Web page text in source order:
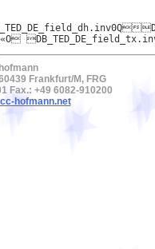
Frankfurt/M, FRG
Fax.: +49 6082-910200
hofmann.net